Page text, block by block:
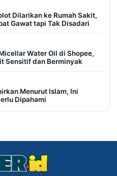
Dilarikan ke Rumah Sakit,
Gawat tapi Tak Disadari
Water Oil di Shopee,
Sensitif dan Berminyak
Menurut Islam, Ini
Dipahami